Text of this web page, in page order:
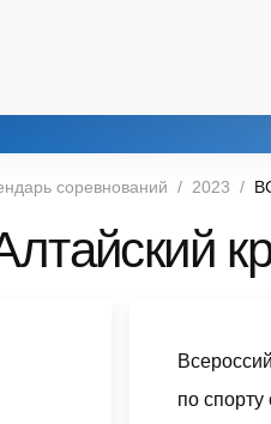
соревнований 2023
по